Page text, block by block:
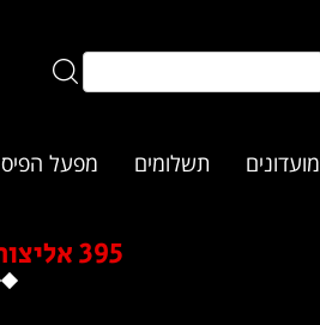
מועדונים תשלומים מפעל הפיס
395 אליצור "הלל" אלקנה